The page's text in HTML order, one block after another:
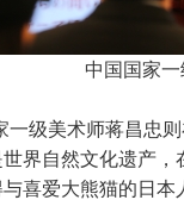
中国国家
一级美术师蒋昌忠
界自然文化遗产
喜爱大熊猫的日本